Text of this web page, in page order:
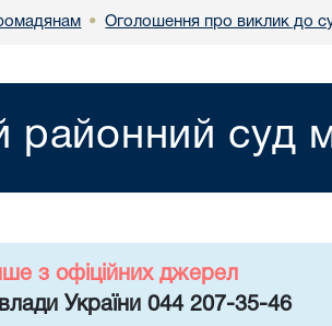
• Оголошення про виклик до
районний суд
з офіційних джерел
України 044 207-35-46